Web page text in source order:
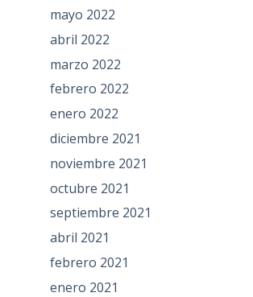
mayo 2022
abril 2022
marzo 2022
febrero 2022
enero 2022
diciembre 2021
noviembre 2021
octubre 2021
septiembre 2021
abril 2021
febrero 2021
enero 2021